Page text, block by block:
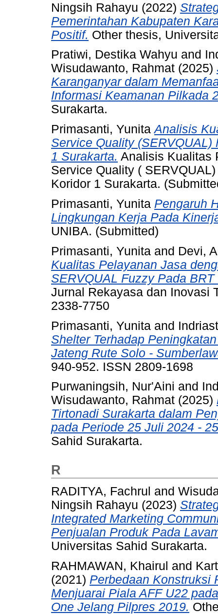
Ningsih Rahayu (2022)
Pemerintahan Kabupaten
Positif. Other thesis,
Pratiwi, Destika Wahyu and
Wisudawanto, Rahmat (2025)
Karanganyar dalam
Informasi Keamanan Pilkada
Surakarta.
Primasanti, Yunita Analisis
Service Quality (SERVQUAL)
1 Surakarta. Analisis Kualitas
Service Quality (
Koridor 1 Surakarta.
Primasanti, Yunita Pengaruh
Lingkungan Kerja Pada
UNIBA. (Submitted)
Primasanti, Yunita and Devi,
Kualitas Pelayanan Jasa
SERVQUAL Fuzzy Pada
Jurnal Rekayasa dan Inovasi
2338-7750
Primasanti, Yunita and
Shelter Terhadap
Jateng Rute Solo -
940-952. ISSN 2809-1698
Purwaningsih, Nur'Aini and
Wisudawanto, Rahmat (2025)
Tirtonadi Surakarta dalam
pada Periode 25 Juli 2024 -
Sahid Surakarta.
R
RADITYA, Fachrul and
Ningsih Rahayu (2023)
Integrated Marketing
Penjualan Produk Pada
Universitas Sahid Surakarta.
RAHMAWAN, Khairul and
(2021) Perbedaan Konstruksi
Menjuarai Piala AFF U22
One Jelang Pilpres 2019.